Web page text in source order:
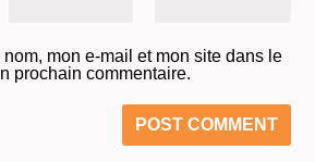
nom, mon e-mail et mon site dans le
prochain commentaire.